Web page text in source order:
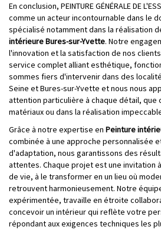
En conclusion, PEINTURE GÉNÉRALE DE
comme un acteur incontournable dans le
spécialisé notamment dans la réalisation
intérieure Bures-sur-Yvette. Notre
l'innovation et la satisfaction de nos
service complet alliant esthétique,
sommes fiers d'intervenir dans des
Seine et Bures-sur-Yvette et nous nous
attention particulière à chaque détail, que
matériaux ou dans la réalisation
Grâce à notre expertise en Peinture
combinée à une approche personnalisée
d'adaptation, nous garantissons des
attentes. Chaque projet est une invitation
de vie, à le transformer en un lieu où
retrouvent harmonieusement. Notre
expérimentée, travaille en étroite
concevoir un intérieur qui reflète votre
répondant aux exigences techniques les